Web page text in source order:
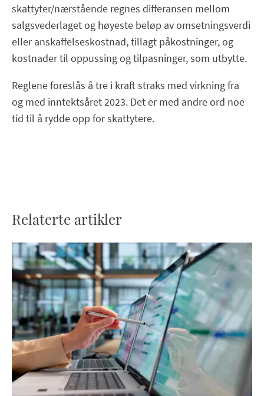
skattyter/nærstående regnes differansen mellom
salgsvederlaget og høyeste beløp av omsetningsverdi
eller anskaffelseskostnad, tillagt påkostninger, og
kostnader til oppussing og tilpasninger, som utbytte.
Reglene foreslås å tre i kraft straks med virkning fra
og med inntektsåret 2023. Det er med andre ord noe
tid til å rydde opp for skattytere.
Relaterte artikler